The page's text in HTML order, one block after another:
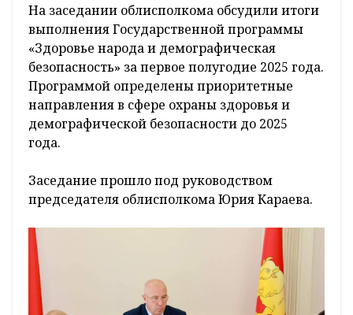
На заседании облисполкома обсудили итоги
выполнения Государственной программы
«Здоровье народа и демографическая
безопасность» за первое полугодие 2025 года.
Программой определены приоритетные
направления в сфере охраны здоровья и
демографической безопасности до 2025
года.
Заседание прошло под руководством
председателя облисполкома Юрия Караева.